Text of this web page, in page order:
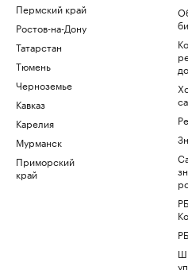
Пермский край
Ростов-на-Дону
Татарстан
Тюмень
Черноземье
Кавказ
Карелия
Мурманск
Приморский
край